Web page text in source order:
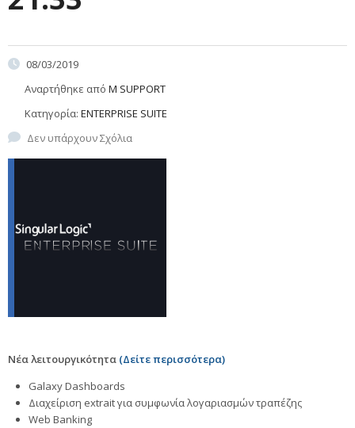
08/03/2019
Αναρτήθηκε από M SUPPORT
Κατηγορία: ENTERPRISE SUITE
Δεν υπάρχουν Σχόλια
Νέα λειτουργικότητα (Δείτε περισσότερα)
Galaxy Dashboards
Διαχείριση extrait για συμφωνία λογαριασμών τραπέζης
Web Banking